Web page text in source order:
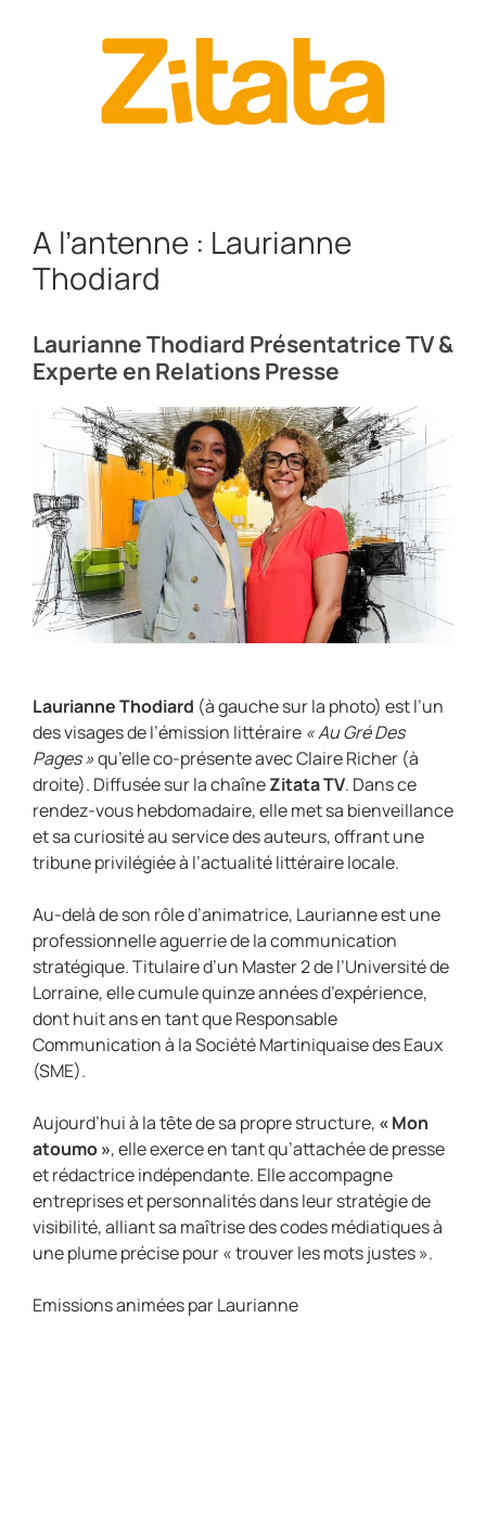
A l’antenne : Laurianne
Thodiard
Laurianne Thodiard Présentatrice TV &
Experte en Relations Presse
Laurianne Thodiard (à gauche sur la photo) est l’un
des visages de l’émission littéraire « Au Gré Des
Pages »qu’elle co-présente avec Claire Richer (à
droite). Diffusée sur la chaîneZitata TV. Dans ce
rendez-vous hebdomadaire, elle met sa bienveillance
et sa curiosité au service des auteurs, offrant une
tribune privilégiée à l’actualité littéraire locale.
Au-delà de son rôle d’animatrice, Laurianne est une
professionnelle aguerrie de la communication
stratégique. Titulaire d’un Master 2 de l’Université de
Lorraine, elle cumule quinze années d’expérience,
dont huit ans en tant que Responsable
Communication à la Société Martiniquaise des Eaux
(SME).
Aujourd’hui à la tête de sa propre structure, « Mon
atoumo », elle exerce en tant qu’attachée de presse
et rédactrice indépendante. Elle accompagne
entreprises et personnalités dans leur stratégie de
visibilité, alliant sa maîtrise des codes médiatiques à
une plume précise pour « trouver les mots justes ».
Emissions animées par Laurianne